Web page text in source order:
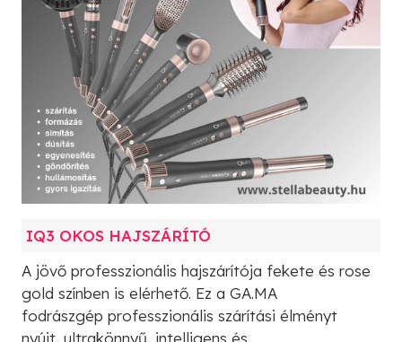
IQ3 OKOS HAJSZÁRÍTÓ
A jövő professzionális hajszárítója fekete és rose
gold színben is elérhető. Ez a GA.MA
fodrászgép professzionális szárítási élményt